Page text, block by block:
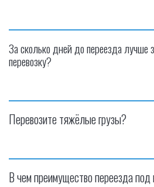
За сколько дней до переезда лучше
перевозку?
Перевозите тяжёлые грузы?
В чем преимущество переезда